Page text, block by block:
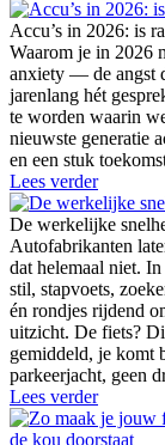
Accu’s in 2026: is
Waarom je in 2026
anxiety — de angst
jarenlang hét
te worden waarin
nieuwste generatie
en een stuk
Lees verder
De werkelijke
Autofabrikanten
dat helemaal niet.
stil, stapvoets,
én rondjes rijdend
uitzicht. De fiets?
gemiddeld, je komt
parkeerjacht, geen
Lees verder